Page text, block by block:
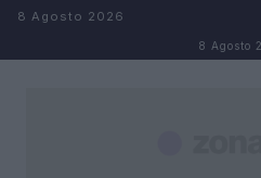
Salta al contenuto
8 Agosto 2026
8 Agosto